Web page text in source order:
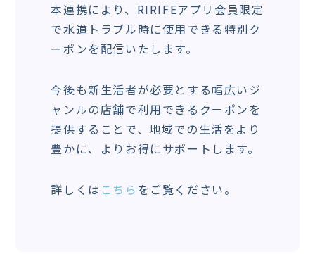
本連携により、RIRIFEアプリ会員限定
で水道トラブル時に使用できる特別ク
ーポンを配信いたします。
今後も新生活者が必要とする幅広いジ
ャンルの店舗で利用できるクーポンを
提供することで、地域での生活をより
豊かに、よりお得にサポートします。
詳しくは こちら をご覧ください。